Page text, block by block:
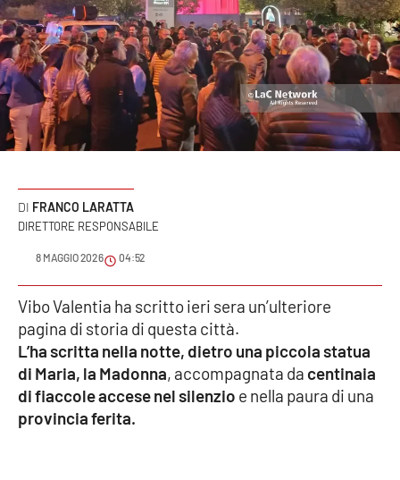
Italia Mondo
Sanità
Sport
Cultura
Podcast
VIDEO
Ambiente
FRANCO LARATTA
DIRETTORE RESPONSABILE
8 MAGGIO 2026 04:52
Vibo Valentia ha scritto ieri sera un’ulteriore
pagina di storia di questa città.
L’ha scritta nella notte, dietro una piccola statua
di Maria, la Madonna, accompagnata da centinaia
di fiaccole accese nel silenzio e nella paura di una
provincia ferita.